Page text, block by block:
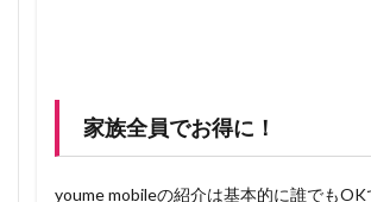
家族全員でお得に！
youme mobileの紹介は基本的に誰でもOK